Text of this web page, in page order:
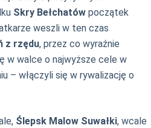
Skry Bełchatów początek
weszli w ten czas
z rzędu, przez co wyraźnie
w walce o najwyższe cele w
– włączyli się w rywalizację o
Ślepsk Malow Suwałki, wcale